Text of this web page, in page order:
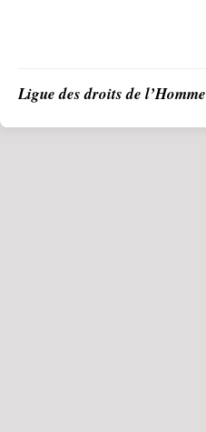
Ligue des droits de l’Homme